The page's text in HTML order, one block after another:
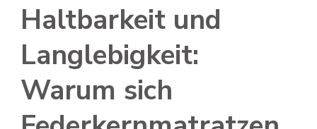
Haltbarkeit und
Langlebigkeit:
Warum sich